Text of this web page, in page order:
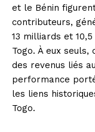
et le Bénin
contributeurs,
13 milliards et
Togo. À eux
des revenus liés
performance
les liens
Togo.